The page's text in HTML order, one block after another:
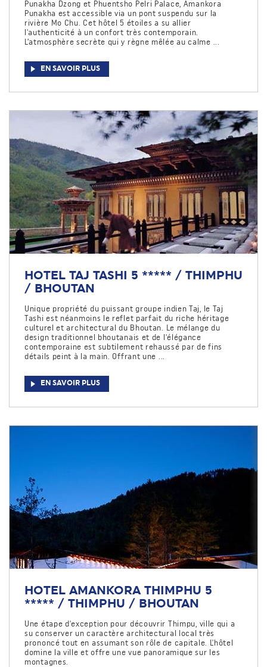
Punakha Dzong et Phuentsho Pelri Palace, Amankora
Punakha est accessible via un pont suspendu sur la
rivière Mo Chu. Cet hôtel 5 étoiles a su allier
l'authenticité à un confort très contemporain.
L’atmosphère secrète qui y règne mêlée au calme ...
EN SAVOIR PLUS
HOTEL TAJ TASHI 5 ***** / THIMPHU
/ BHOUTAN
Unique propriété du puissant groupe indien Taj, le Taj
Tashi est néanmoins le reflet parfait du riche héritage
culturel et architectural du Bhoutan. Le mélange du
design traditionnel bhoutanais et de l'élégance
contemporaine est subtilement rehaussé par de fins
détails peint à la main. Offrant une ...
EN SAVOIR PLUS
HOTEL AMANKORA THIMPHU 5
***** / THIMPHU / BHOUTAN
Une étape d'exception pour découvrir Thimpu, ville qui a
su conserver un caractère architectural local très
prononcé tout en assumant son rôle de capitale. L'hôtel
domine la ville et offre une vue panoramique sur les
montagnes.